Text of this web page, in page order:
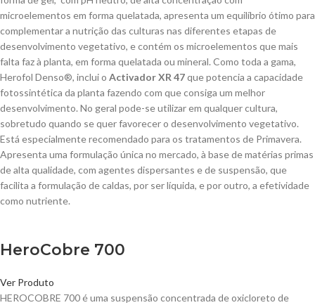
microelementos em forma quelatada, apresenta um equilíbrio ótimo para
complementar a nutrição das culturas nas diferentes etapas de
desenvolvimento vegetativo, e contém os microelementos que mais
falta faz à planta, em forma quelatada ou mineral. Como toda a gama,
Herofol Denso®, inclui o Activador XR 47que potencia a capacidade
fotossintética da planta fazendo com que consiga um melhor
desenvolvimento. No geral pode-se utilizar em qualquer cultura,
sobretudo quando se quer favorecer o desenvolvimento vegetativo.
Está especialmente recomendado para os tratamentos de Primavera.
Apresenta uma formulação única no mercado, à base de matérias primas
de alta qualidade, com agentes dispersantes e de suspensão, que
facilita a formulação de caldas, por ser líquida, e por outro, a efetividade
como nutriente.
HeroCobre 700
Ver Produto
HEROCOBRE 700 é uma suspensão concentrada de oxicloreto de